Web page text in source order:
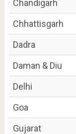
Chandigarh
Chhattisgarh
Dadra
Daman & Diu
Delhi
Goa
Gujarat